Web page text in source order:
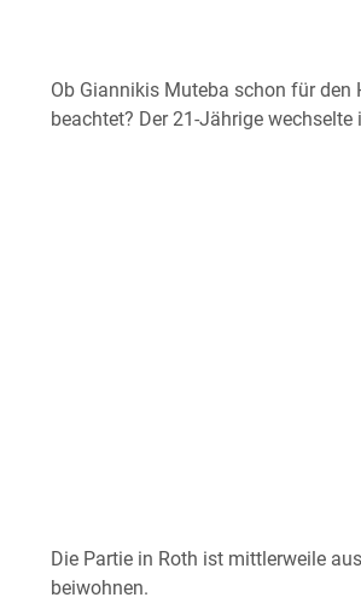
Ob Giannikis Muteba schon für den
beachtet? Der 21-Jährige
Die Partie in Roth ist mittlerweile
beiwohnen.